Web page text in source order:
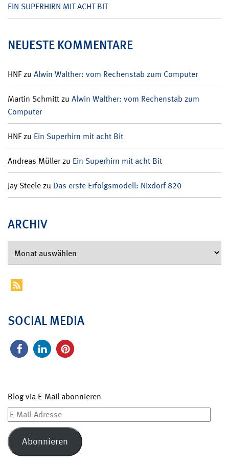
EIN SUPERHIRN MIT ACHT BIT
NEUESTE KOMMENTARE
HNFzu Alwin Walther: vom Rechenstab zum Computer
Martin Schmittzu Alwin Walther: vom Rechenstab zum
Computer
HNFzu Ein Superhirn mit acht Bit
Andreas Müllerzu Ein Superhirn mit acht Bit
Jay Steelezu Das erste Erfolgsmodell: Nixdorf 820
ARCHIV
SOCIAL MEDIA
Blog via E-Mail abonnieren
E-
Mail-
Adresse
Abonnieren